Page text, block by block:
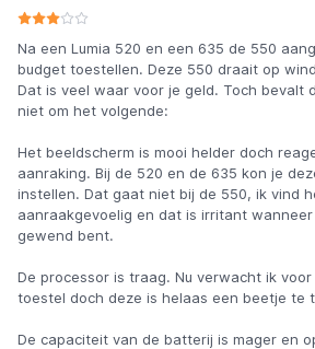
Na een Lumia 520 en een 635 de 550
budget toestellen. Deze 550 draait op
Dat is veel waar voor je geld. Toch bevalt
niet om het volgende:
Het beeldscherm is mooi helder doch
aanraking. Bij de 520 en de 635 kon je
instellen. Dat gaat niet bij de 550, ik vind
aanraakgevoelig en dat is irritant
gewend bent.
De processor is traag. Nu verwacht ik
toestel doch deze is helaas een beetje te
De capaciteit van de batterij is mager en